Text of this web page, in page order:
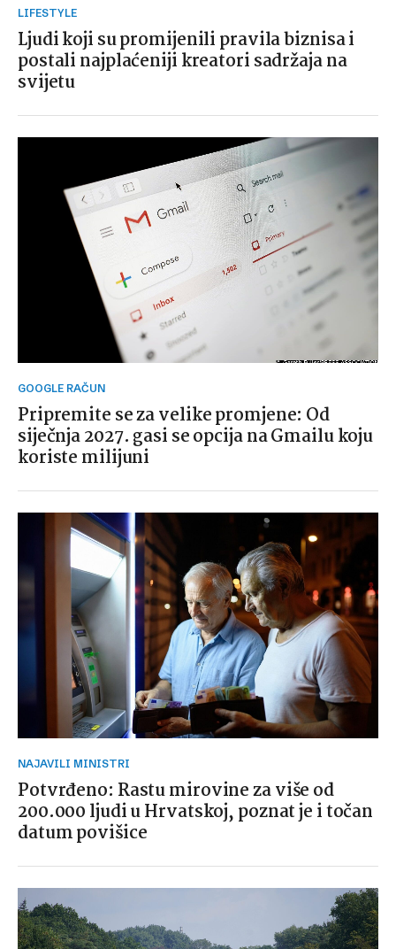
LIFESTYLE
Ljudi koji su promijenili pravila biznisa i
postali najplaćeniji kreatori sadržaja na
svijetu
GOOGLE RAČUN
Pripremite se za velike promjene: Od
siječnja 2027. gasi se opcija na Gmailu koju
koriste milijuni
NAJAVILI MINISTRI
Potvrđeno: Rastu mirovine za više od
200.000 ljudi u Hrvatskoj, poznat je i točan
datum povišice